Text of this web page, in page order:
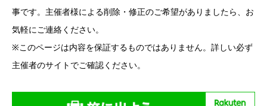
事です。主催者様による削除・修正のご希望がありましたら、お
気軽にご連絡ください。
※このページは内容を保証するものではありません。詳しい必ず
主催者のサイトでご確認ください。